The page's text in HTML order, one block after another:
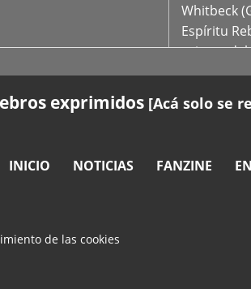
Whitbeck
Espíritu
oriente
exprimidos [Acá solo se
INICIO NOTICIAS FANZINE
de las cookies